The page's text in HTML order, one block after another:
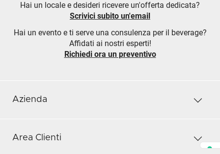
Hai un locale e desideri ricevere un'offerta dedicata?
Scrivici subito un'email
Hai un evento e ti serve una consulenza per il beverage?
Affidati ai nostri esperti!
Richiedi ora un preventivo
Azienda
Area Clienti